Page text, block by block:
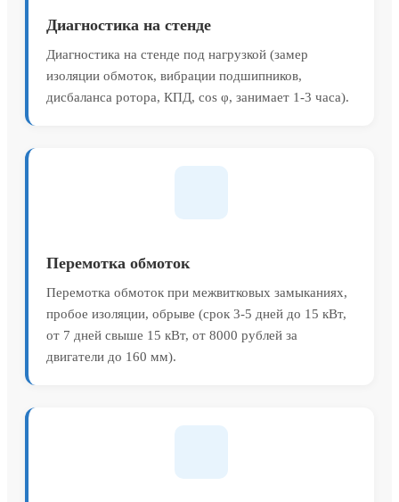
Диагностика на стенде
Диагностика на стенде под нагрузкой (замер
изоляции обмоток, вибрации подшипников,
дисбаланса ротора, КПД, cos φ, занимает 1-3 часа).
Перемотка обмоток
Перемотка обмоток при межвитковых замыканиях,
пробое изоляции, обрыве (срок 3-5 дней до 15 кВт,
от 7 дней свыше 15 кВт, от 8000 рублей за
двигатели до 160 мм).